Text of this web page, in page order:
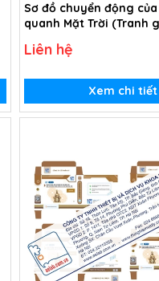
Sơ đồ chuyển động
quanh Mặt Trời (Tranh
Liên hệ
Xem chi tiết